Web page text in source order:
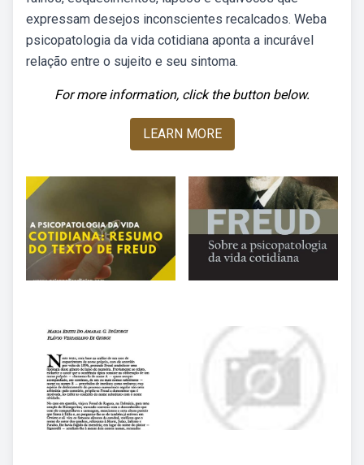
expressam desejos inconscientes recalcados. Weba
psicopatologia da vida cotidiana aponta a incurável
relação entre o sujeito e seu sintoma.
For more information, click the button below.
LEARN MORE